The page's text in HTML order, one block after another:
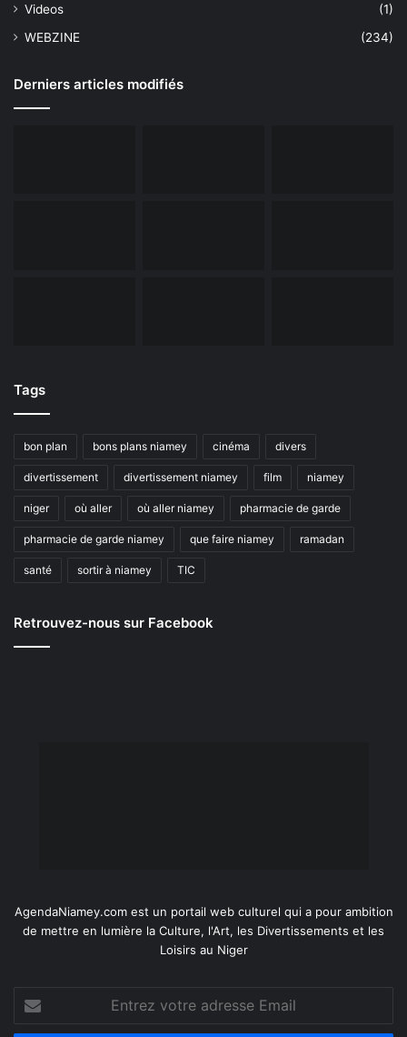
Videos
(1)
WEBZINE
(234)
Derniers articles modifiés
Tags
bon plan bons plans niamey cinéma divers
divertissement divertissement niamey film niamey
niger où aller où aller niamey pharmacie de garde
pharmacie de garde niamey que faire niamey ramadan
santé sortir à niamey TIC
Retrouvez-nous sur Facebook
AgendaNiamey.com est un portail web culturel qui a pour ambition
de mettre en lumière la Culture, l'Art, les Divertissements et les
Loisirs au Niger
Entrez
votre